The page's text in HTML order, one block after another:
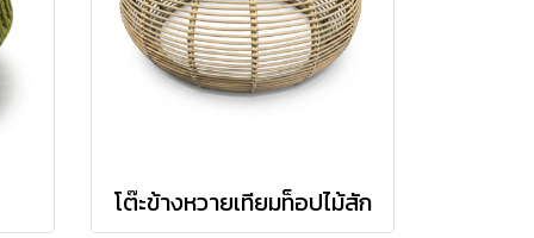
โต๊ะข้างหวายเทียมท็อปไม้สัก